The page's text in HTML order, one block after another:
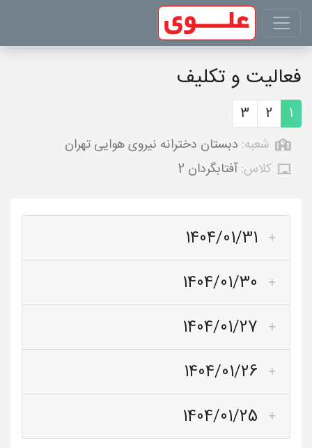
فعالیت و تکلیف
1
2
3
شعبه: دبستان دخترانه نیروی هوایی تهران
کلاس: آفتابگردان 2
1404/01/31
1404/01/30
1404/01/27
1404/01/26
1404/01/25